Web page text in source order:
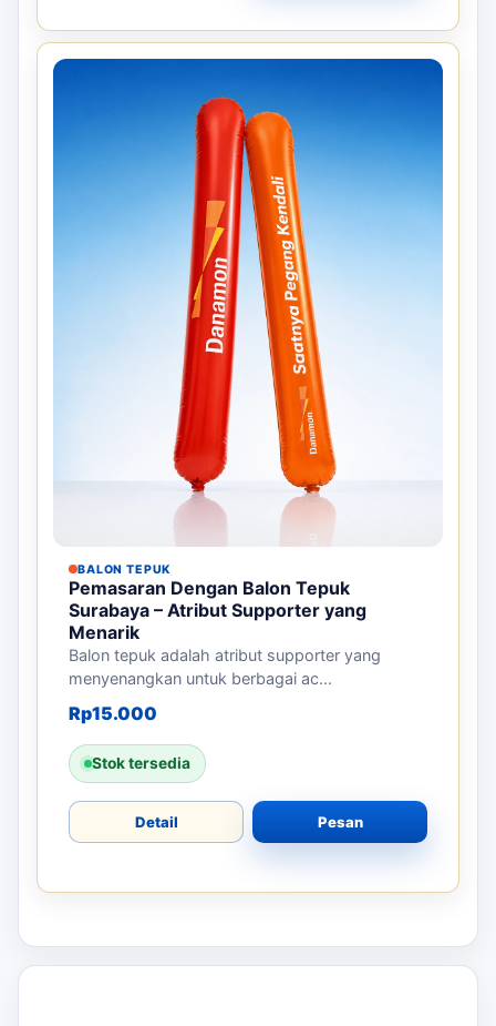
BALON TEPUK
Pemasaran Dengan Balon Tepuk
Surabaya – Atribut Supporter yang
Menarik
Balon tepuk adalah atribut supporter yang
menyenangkan untuk berbagai ac...
Rp15.000
Stok tersedia
Detail Pesan